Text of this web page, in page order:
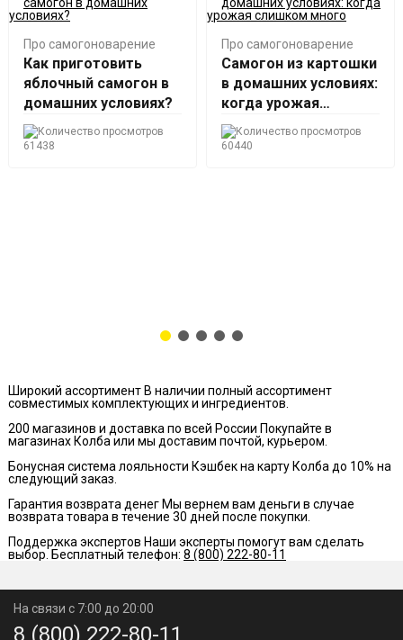
Про самогоноварение
Как приготовить
яблочный самогон в
домашних условиях?
61438
Про самогоноварение
Самогон из картошки
в домашних условиях:
когда урожая
слишком много
60440
Широкий ассортимент В наличии полный ассортимент
совместимых комплектующих и ингредиентов.
200 магазинов и доставка по всей России Покупайте в
магазинах Колба или мы доставим почтой, курьером.
Бонусная система лояльности Кэшбек на карту Колба до 10% на
следующий заказ.
Гарантия возврата денег Мы вернем вам деньги в случае
возврата товара в течение 30 дней после покупки.
Поддержка экспертов Наши эксперты помогут вам сделать
выбор. Бесплатный телефон: 8 (800) 222-80-11
На связи с 7:00 до 20:00
8 (800) 222-80-11